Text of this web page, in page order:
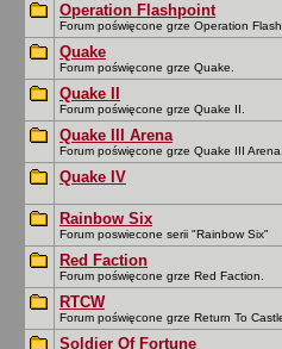
Operation Flashpoint
Forum poświęcone grze Operation
Quake
Forum poświęcone grze Quake.
Quake II
Forum poświęcone grze Quake II.
Quake III Arena
Forum poświęcone grze Quake III Arena.
Quake IV
Rainbow Six
Forum poswiecone serii "Rainbow Six"
Red Faction
Forum poświęcone grze Red Faction.
RTCW
Forum poświęcone grze Return To
Soldier Of Fortune